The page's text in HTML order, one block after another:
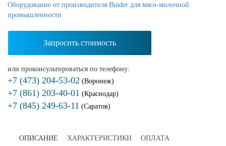
Оборудование от производителя Binder для мясо-молочной
промышленности
Запросить стоимость
или проконсультироваться по телефону:
+7 (473) 204-53-02 (Воронеж)
+7 (861) 203-40-01 (Краснодар)
+7 (845) 249-63-11 (Саратов)
ОПИСАНИЕ ХАРАКТЕРИСТИКИ ОПЛАТА